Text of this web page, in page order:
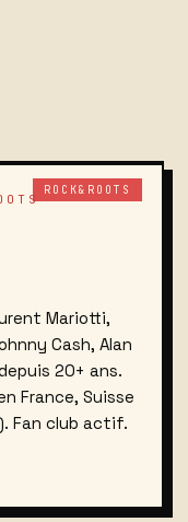
ROCK&ROOTS
Mariotti,
Cash, Alan
20+ ans.
France, Suisse
Fan club actif.